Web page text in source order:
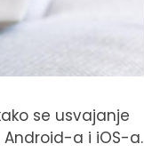
se usvajanje
Android-a i iOS-a.